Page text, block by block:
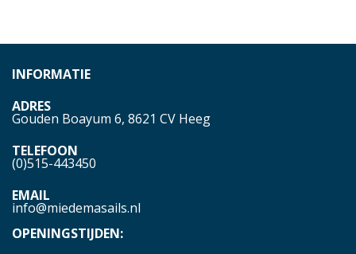
INFORMATIE
ADRES
Gouden Boayum 6, 8621 CV Heeg
TELEFOON
(0)515-443450
EMAIL
info@miedemasails.nl
OPENINGSTIJDEN: